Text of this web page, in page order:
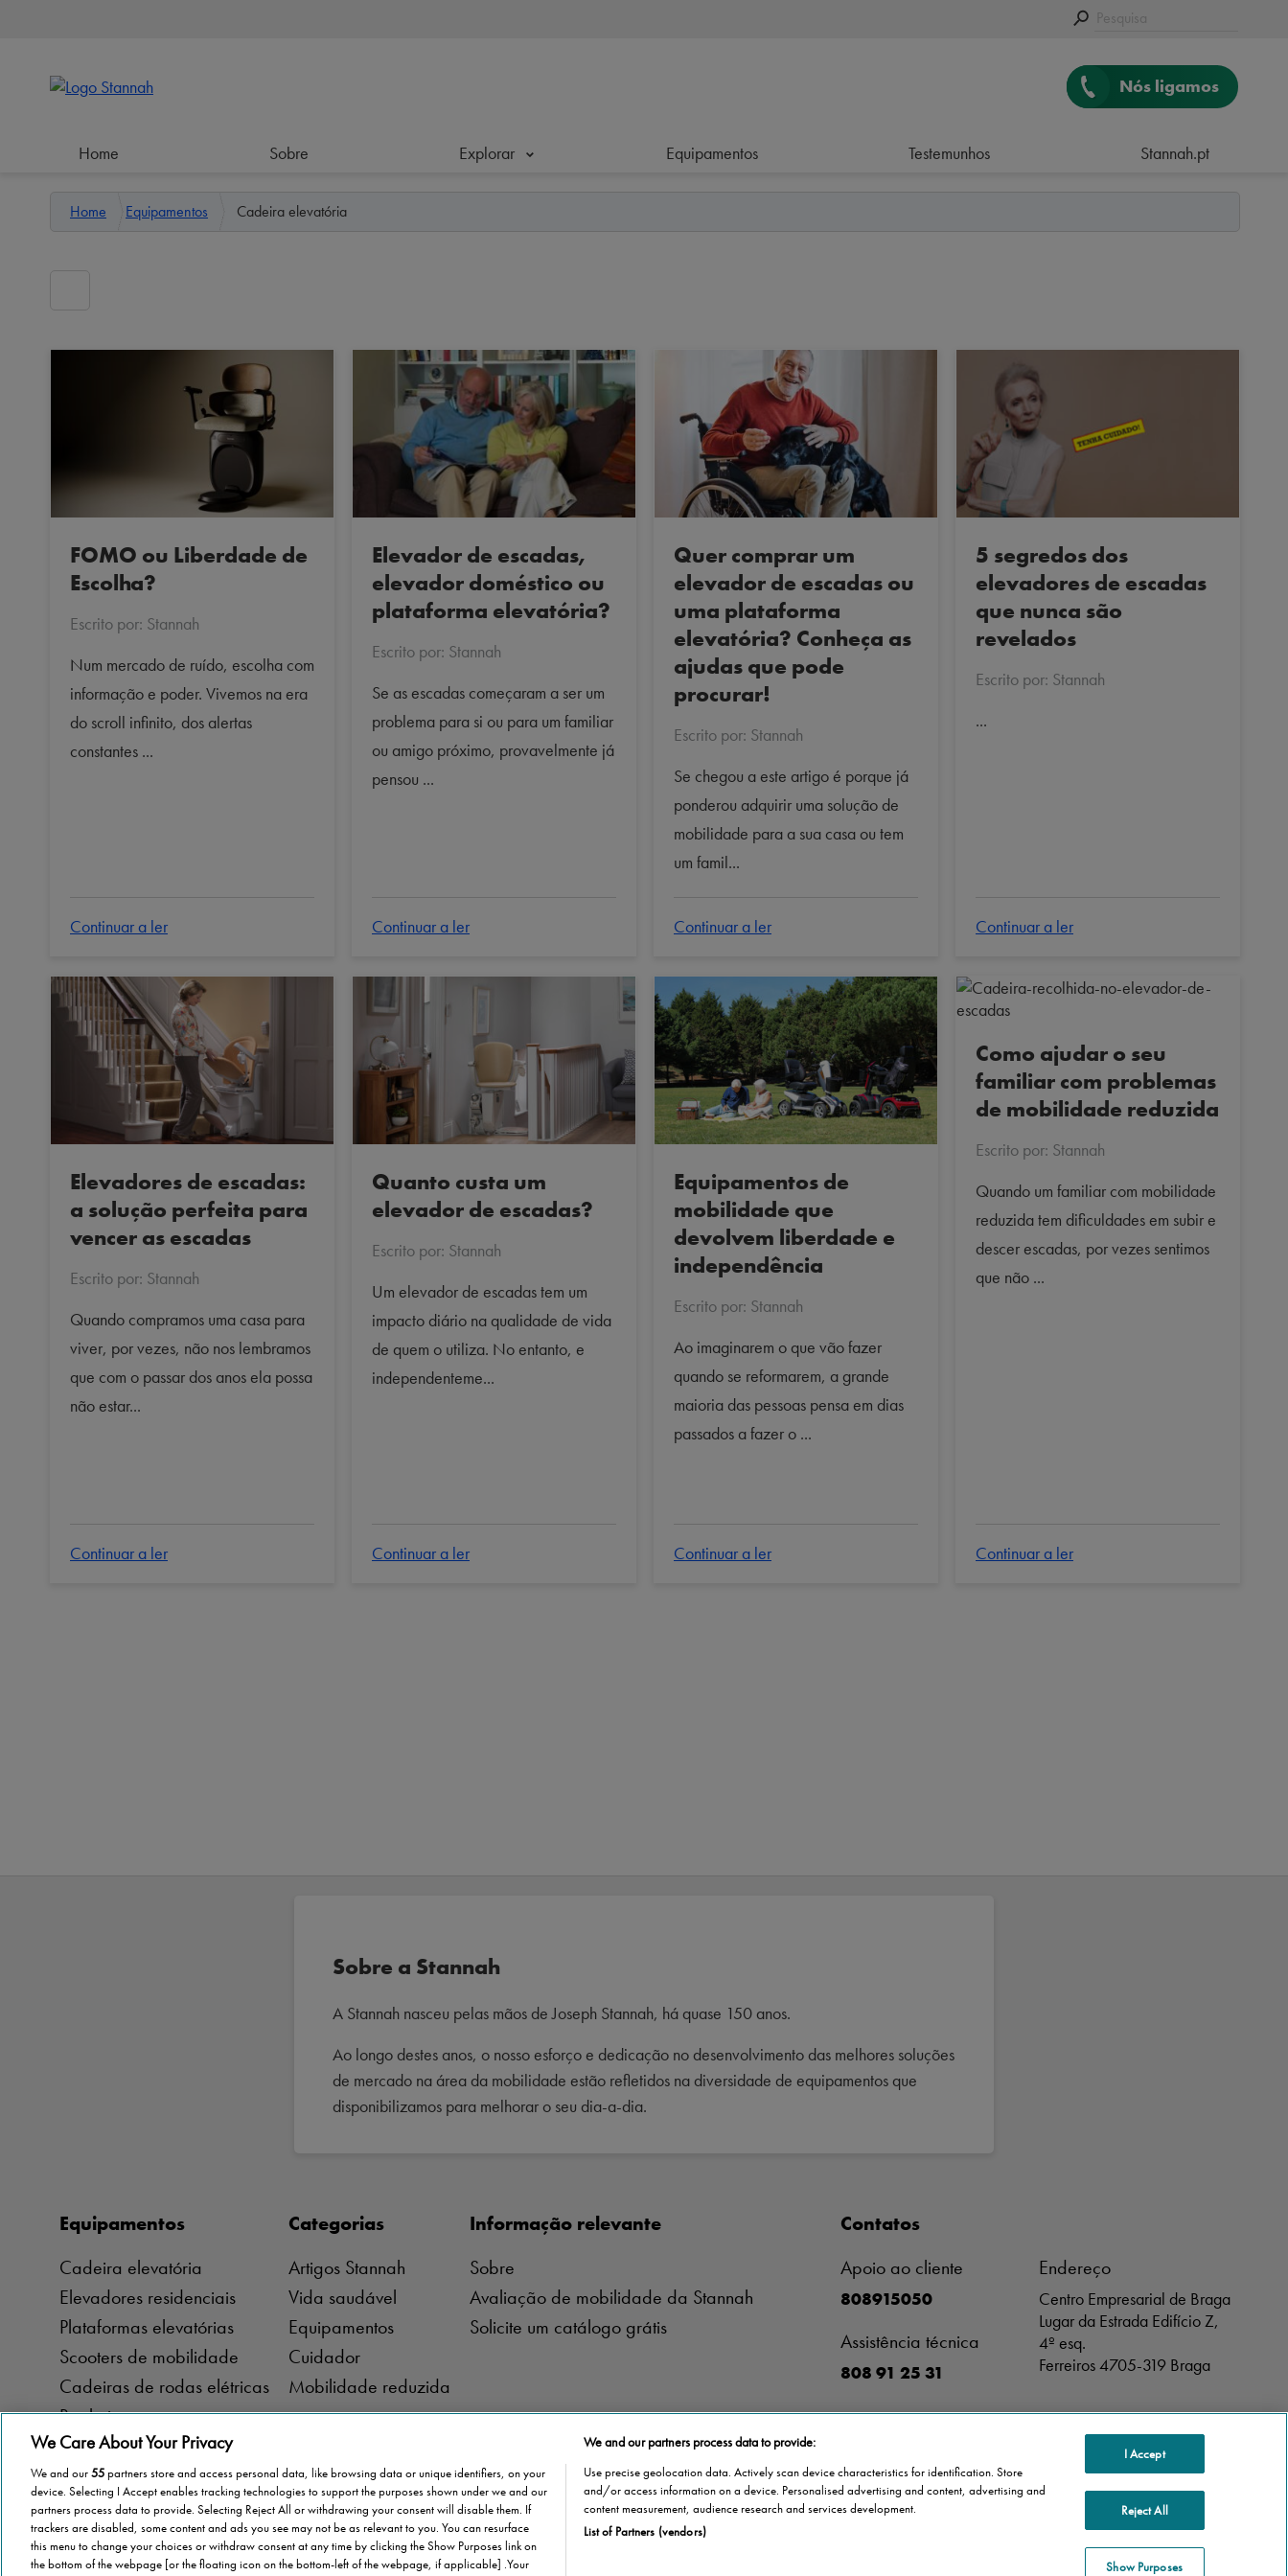
Nós ligamos
Home Sobre Explorar Equipamentos Testemunhos Stannah.pt
Home Equipamentos Cadeira elevatória
FOMO ou Liberdade de
Escolha?
Escrito por: Stannah
Num mercado de ruído, escolha com
informação e poder. Vivemos na era
do scroll infinito, dos alertas
constantes ...
Continuar a ler
Elevador de escadas,
elevador doméstico ou
plataforma elevatória?
Escrito por: Stannah
Se as escadas começaram a ser um
problema para si ou para um familiar
ou amigo próximo, provavelmente já
pensou ...
Continuar a ler
Quer comprar um
elevador de escadas ou
uma plataforma
elevatória? Conheça as
ajudas que pode
procurar!
Escrito por: Stannah
Se chegou a este artigo é porque já
ponderou adquirir uma solução de
mobilidade para a sua casa ou tem
um famil...
Continuar a ler
5 segredos dos
elevadores de escadas
que nunca são
revelados
Escrito por: Stannah
...
Continuar a ler
Elevadores de escadas:
a solução perfeita para
vencer as escadas
Escrito por: Stannah
Quando compramos uma casa para
viver, por vezes, não nos lembramos
que com o passar dos anos ela possa
não estar...
Continuar a ler
Quanto custa um
elevador de escadas?
Escrito por: Stannah
Um elevador de escadas tem um
impacto diário na qualidade de vida
de quem o utiliza. No entanto, e
independenteme...
Continuar a ler
Equipamentos de
mobilidade que
devolvem liberdade e
independência
Escrito por: Stannah
Ao imaginarem o que vão fazer
quando se reformarem, a grande
maioria das pessoas pensa em dias
passados a fazer o ...
Continuar a ler
Como ajudar o seu
familiar com problemas
de mobilidade reduzida
Escrito por: Stannah
Quando um familiar com mobilidade
reduzida tem dificuldades em subir e
descer escadas, por vezes sentimos
que não ...
Continuar a ler
Sobre a Stannah
A Stannah nasceu pelas mãos de Joseph Stannah, há quase 150 anos.
Ao longo destes anos, o nosso esforço e dedicação no desenvolvimento das melhores soluções
de mercado na área da mobilidade estão refletidos na diversidade de equipamentos que
disponibilizamos para melhorar o seu dia-a-dia.
Equipamentos
Cadeira elevatória
Elevadores residenciais
Plataformas elevatórias
Scooters de mobilidade
Cadeiras de rodas elétricas
Banheiras com porta
Categorias
Artigos Stannah
Vida saudável
Equipamentos
Cuidador
Mobilidade reduzida
Informação relevante
Sobre
Avaliação de mobilidade da Stannah
Solicite um catálogo grátis
Contatos
Apoio ao cliente
808915050
Assistência técnica
808 91 25 31
Endereço
Centro Empresarial de Braga
Lugar da Estrada Edifício Z,
4º esq.
Ferreiros 4705-319 Braga
Política de Privacidade Política de Cookies
We Care About Your Privacy
We and our55partners store and access personal data, like browsing data or unique identifiers, on your
device. Selecting I Accept enables tracking technologies to support the purposes shown under we and our
partners process data to provide. Selecting Reject All or withdrawing your consent will disable them. If
trackers are disabled, some content and ads you see may not be as relevant to you. You can resurface
this menu to change your choices or withdraw consent at any time by clicking the Show Purposes link on
the bottom of the webpage [or the floating icon on the bottom-left of the webpage, if applicable] .Your
We and our partners process data to provide:
Use precise geolocation data. Actively scan device characteristics for identification. Store
and/or access information on a device. Personalised advertising and content, advertising and
content measurement, audience research and services development.
List of Partners (vendors)
I Accept
Reject All
Show Purposes